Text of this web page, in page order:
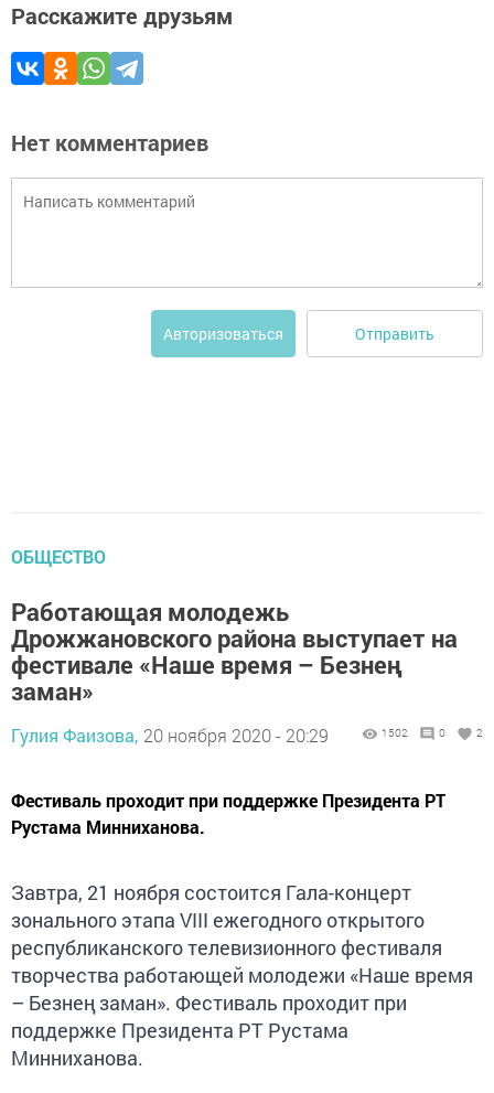
Расскажите друзьям
Нет комментариев
Авторизоваться Отправить
ОБЩЕСТВО
Работающая молодежь
Дрожжановского района выступает на
фестивале «Наше время – Безнең
заман»
Гулия Фаизова, 20 ноября 2020 - 20:29 1502 0 2
Фестиваль проходит при поддержке Президента РТ
Рустама Минниханова.
Завтра, 21 ноября состоится Гала-концерт
зонального этапа VIII ежегодного открытого
республиканского телевизионного фестиваля
творчества работающей молодежи «Наше время
– Безнең заман». Фестиваль проходит при
поддержке Президента РТ Рустама
Минниханова.